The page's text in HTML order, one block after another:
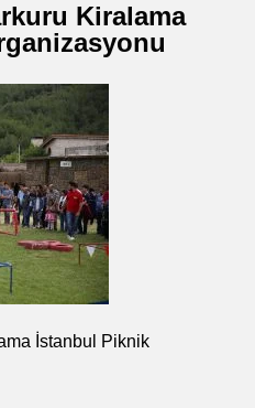
Kiralama
İstanbul Piknik